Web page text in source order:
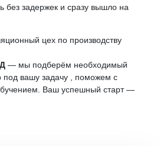
без задержек и сразу вышло на
цех по производству
— мы подберём необходимый
под вашу задачу , поможем с
Ваш успешный старт —